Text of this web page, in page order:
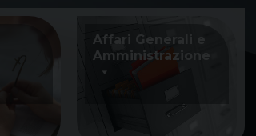
Affari Generali e
Amministrazione